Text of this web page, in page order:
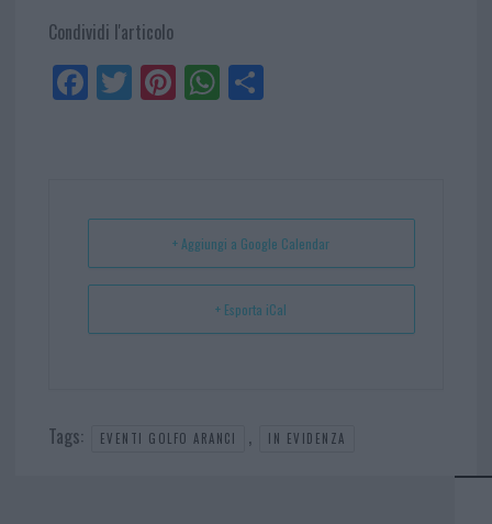
Condividi l'articolo
Fa
ce
Tw
itt
Pi
nt
t
W
ha
p
Sh
+ Aggiungi a Google Calendar
+ Esporta iCal
Tags: EVENTI GOLFO ARANCI , IN EVIDENZA